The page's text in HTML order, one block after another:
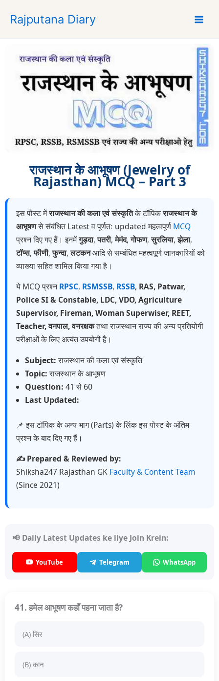
p
Rajputana Diary
राजस्थान के आभूषण (Jewelry of
Rajasthan) MCQ – Part 3
इस पोस्ट मेंराजस्थान की कला एवं संस्कृतिके टॉपिकराजस्थान के
आभूषणसे संबंधित Latest व पूर्णतः updated महत्वपूर्ण MCQ
प्रश्न दिए गए हैं। इनमेंगुड़दा,पतरी,मेमंद,गोफण,सुरलिया,झेला,
टॉप्स,फीणी,फुन्दा,लटकनआदि से सम्बंधित महत्वपूर्ण जानकारियों को
व्याख्या सहित शामिल किया गया है।
ये MCQ प्रश्नRPSC, RSMSSB, RSSB, RAS, Patwar,
Police SI & Constable, LDC, VDO, Agriculture
Supervisor, Fireman, Woman Superwiser, REET,
Teacher, वनपाल, वनरक्षकतथा राजस्थान राज्य की अन्य प्रतियोगी
परीक्षाओं के लिए अत्यंत उपयोगी हैं।
Subject:राजस्थान की कला एवं संस्कृति
Topic:राजस्थान के आभूषण
Question: 41 से 60
Last Updated:
📌 इस टॉपिक के अन्य भाग (Parts) के लिंक इस पोस्ट के अंतिम
प्रश्न के बाद दिए गए हैं।
✍️ Prepared & Reviewed by:
Shiksha247 Rajasthan GK Faculty & Content Team
(Since 2021)
📢 Daily Latest Updates ke liye Join Krein:
YouTube Telegram WhatsApp
41. हमेल आभूषण कहाँ पहना जाता है?
(A) सिर
(B) कान